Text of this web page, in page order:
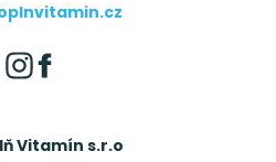
Vitamín s.r.o